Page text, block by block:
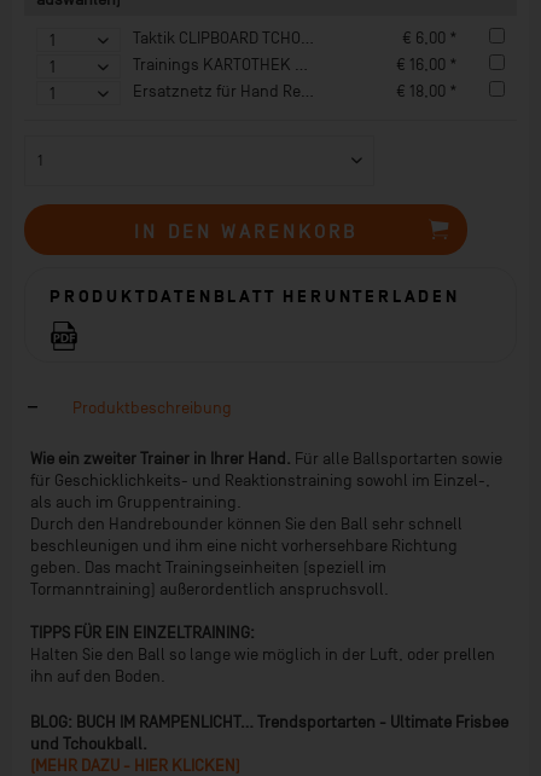
Taktik CLIPBOARD TCHOUKBALL - AVL
€ 6,00 *
Trainings KARTOTHEK REBOUNDER
€ 16,00 *
Ersatznetz für Hand Rebounder 61x61 cm
€ 18,00 *
IN DEN WARENKORB
PRODUKTDATENBLATT HERUNTERLADEN
Produktbeschreibung
Wie ein zweiter Trainer in Ihrer Hand. Für alle Ballsportarten sowie
für Geschicklichkeits- und Reaktionstraining sowohl im Einzel-,
als auch im Gruppentraining.
Durch den Handrebounder können Sie den Ball sehr schnell
beschleunigen und ihm eine nicht vorhersehbare Richtung
geben. Das macht Trainingseinheiten (speziell im
Tormanntraining) außerordentlich anspruchsvoll.
TIPPS FÜR EIN EINZELTRAINING:
Halten Sie den Ball so lange wie möglich in der Luft, oder prellen
ihn auf den Boden.
BLOG: BUCH IM RAMPENLICHT... Trendsportarten - Ultimate Frisbee
und Tchoukball.
(MEHR DAZU - HIER KLICKEN)